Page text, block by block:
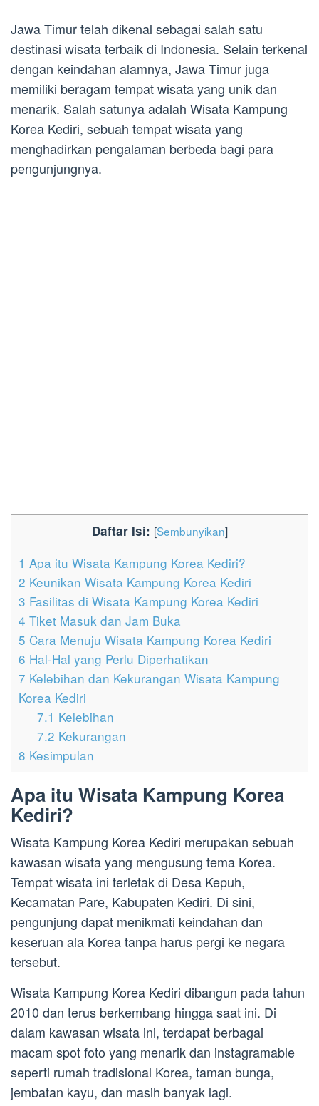
Jawa Timur telah dikenal sebagai salah satu
destinasi wisata terbaik di Indonesia. Selain terkenal
dengan keindahan alamnya, Jawa Timur juga
memiliki beragam tempat wisata yang unik dan
menarik. Salah satunya adalah Wisata Kampung
Korea Kediri, sebuah tempat wisata yang
menghadirkan pengalaman berbeda bagi para
pengunjungnya.
Daftar Isi: [Sembunyikan]
1 Apa itu Wisata Kampung Korea Kediri?
2 Keunikan Wisata Kampung Korea Kediri
3 Fasilitas di Wisata Kampung Korea Kediri
4 Tiket Masuk dan Jam Buka
5 Cara Menuju Wisata Kampung Korea Kediri
6 Hal-Hal yang Perlu Diperhatikan
7 Kelebihan dan Kekurangan Wisata Kampung
Korea Kediri
7.1 Kelebihan
7.2 Kekurangan
8 Kesimpulan
Apa itu Wisata Kampung Korea
Kediri?
Wisata Kampung Korea Kediri merupakan sebuah
kawasan wisata yang mengusung tema Korea.
Tempat wisata ini terletak di Desa Kepuh,
Kecamatan Pare, Kabupaten Kediri. Di sini,
pengunjung dapat menikmati keindahan dan
keseruan ala Korea tanpa harus pergi ke negara
tersebut.
Wisata Kampung Korea Kediri dibangun pada tahun
2010 dan terus berkembang hingga saat ini. Di
dalam kawasan wisata ini, terdapat berbagai
macam spot foto yang menarik dan instagramable
seperti rumah tradisional Korea, taman bunga,
jembatan kayu, dan masih banyak lagi.